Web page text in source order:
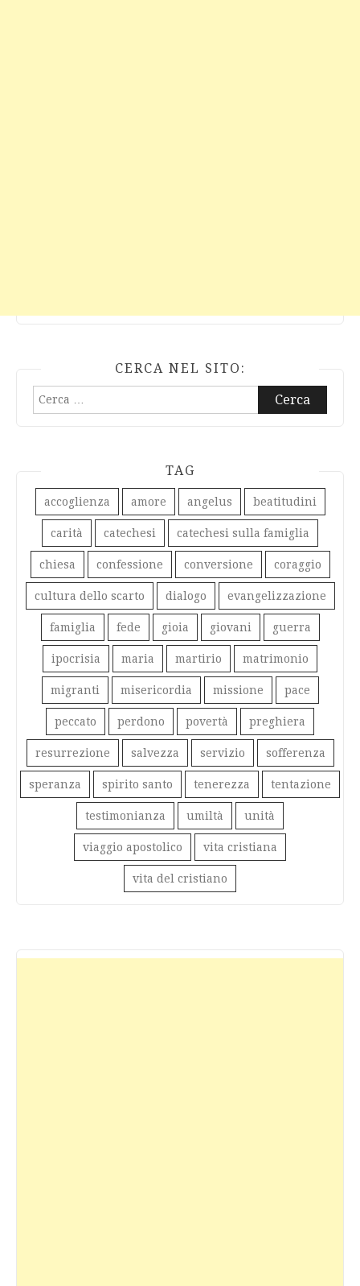
CERCA NEL SITO:
Ricerca
per:
TAG
accoglienza amore angelus beatitudini
carità catechesi catechesi sulla famiglia
chiesa confessione conversione coraggio
cultura dello scarto dialogo evangelizzazione
famiglia fede gioia giovani guerra
ipocrisia maria martirio matrimonio
migranti misericordia missione pace
peccato perdono povertà preghiera
resurrezione salvezza servizio sofferenza
speranza spirito santo tenerezza tentazione
testimonianza umiltà unità
viaggio apostolico vita cristiana
vita del cristiano